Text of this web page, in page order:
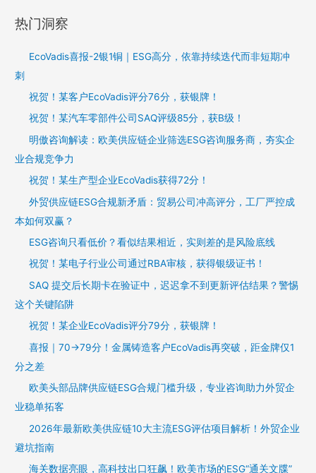
热门洞察
EcoVadis喜报-2银1铜｜ESG高分，依靠持续迭代而非短期冲
刺
祝贺！某客户EcoVadis评分76分，获银牌！
祝贺！某汽车零部件公司SAQ评级85分，获B级！
明傲咨询解读：欧美供应链企业筛选ESG咨询服务商，夯实企
业合规竞争力
祝贺！某生产型企业EcoVadis获得72分！
外贸供应链ESG合规新矛盾：贸易公司冲高评分，工厂严控成
本如何双赢？
ESG咨询只看低价？看似结果相近，实则差的是风险底线
祝贺！某电子行业公司通过RBA审核，获得银级证书！
SAQ 提交后长期卡在验证中，迟迟拿不到更新评估结果？警惕
这个关键陷阱
祝贺！某企业EcoVadis评分79分，获银牌！
喜报｜70→79分！金属铸造客户EcoVadis再突破，距金牌仅1
分之差
欧美头部品牌供应链ESG合规门槛升级，专业咨询助力外贸企
业稳单拓客
2026年最新欧美供应链10大主流ESG评估项目解析！外贸企业
避坑指南
海关数据亮眼，高科技出口狂飙！欧美市场的ESG“通关文牒”